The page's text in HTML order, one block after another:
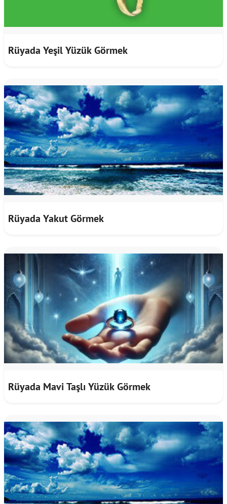
Rüyada Yeşil Yüzük Görmek
Rüyada Yakut Görmek
Rüyada Mavi Taşlı Yüzük Görmek